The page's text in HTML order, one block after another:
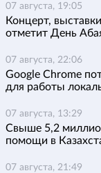
07 августа, 19:05
Концерт,
отметит День
07 августа, 22:06
Google Chrome
для работы
07 августа, 13:29
Свыше 5,2
помощи в
07 августа, 21:49